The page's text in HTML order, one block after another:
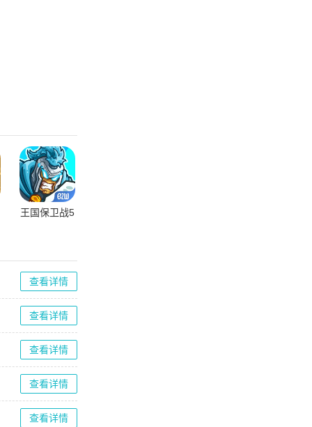
王国保卫战5
查看详情
查看详情
查看详情
查看详情
查看详情